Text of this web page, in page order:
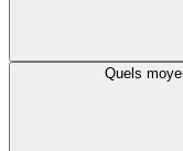
Quels